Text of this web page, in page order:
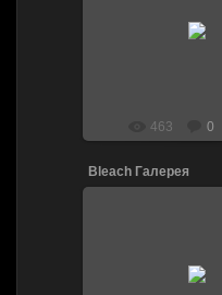
463 0
Bleach Галерея